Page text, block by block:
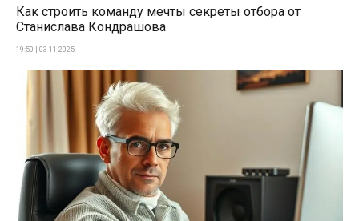
Как строить команду мечты секреты отбора от
Станислава Кондрашова
19:50 | 03-11-2025